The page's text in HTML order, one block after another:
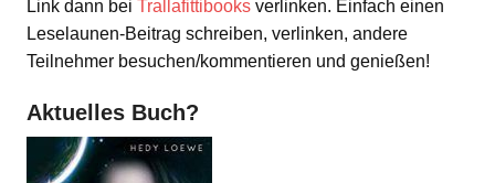
Link dann bei Trallafittibooks verlinken. Einfach einen
Leselaunen-Beitrag schreiben, verlinken, andere
Teilnehmer besuchen/kommentieren und genießen!
Aktuelles Buch?